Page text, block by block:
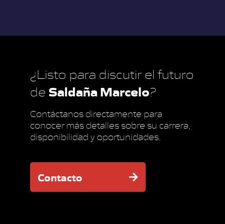
¿Listo para discutir el futuro
de Saldaña Marcelo?
Contáctanos directamente para
conocer más detalles sobre su carrera,
disponibilidad y oportunidades.
Contacto